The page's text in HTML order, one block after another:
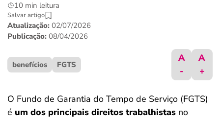
últimas notícias
ferramentas
10 min leitura
Salvar artigo
Atualização: 02/07/2026
Publicação: 08/04/2026
benefícios FGTS
A
-
A
+
O Fundo de Garantia do Tempo de Serviço (FGTS)
é um dos principais direitos trabalhistas no